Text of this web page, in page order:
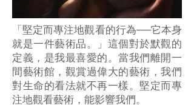
「堅定而專注地觀看的行為──它本身
就是一件藝術品。」這個對於默觀的
定義，是我最喜愛的。當我們離開一
間藝術館，觀賞過偉大的藝術，我們
對生命的看法就不再一樣。堅定而專
注地觀看藝術，能影響我們。